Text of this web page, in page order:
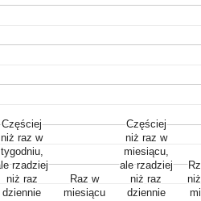
dziennie
dziennie
niż raz
niż raz
rzadziej
rzadziej
tygodniu,
tygodniu,
niż raz w
niż raz w
Częściej
Częściej
miesiącu
miesiącu
Raz w
Raz w
dziennie
dziennie
niż raz
niż raz
ale rzadziej
ale rzadziej
miesiącu,
miesiącu,
niż raz w
niż raz w
Częściej
Częściej